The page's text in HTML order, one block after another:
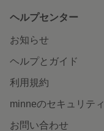
ヘルプセンター
お知らせ
ヘルプとガイド
利用規約
minneのセキュリティ
お問い合わせ